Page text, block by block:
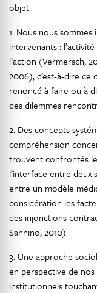
objet.
1. Nous nous sommes
intervenants : l’activité
l’action (Vermersch,
2006), c’est-à-dire
renoncé à faire ou à
des dilemmes
2. Des concepts
compréhension
trouvent confrontés
l’interface entre deux
entre un modèle
considération les
des injonctions
Sannino, 2010).
3. Une approche
en perspective de
institutionnels